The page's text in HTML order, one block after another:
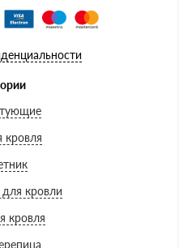
кровля
кровли
кровля